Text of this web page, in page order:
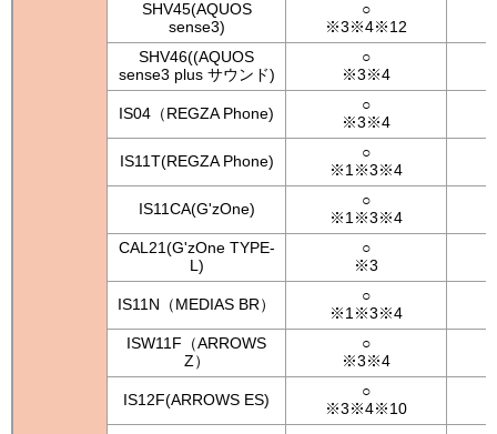
SHV45(AQUOS
sense3)
○
※3※4※12
SHV46((AQUOS
sense3 plus サウンド)
○
※3※4
IS04（REGZA Phone)
○
※3※4
IS11T(REGZA Phone)
○
※1※3※4
IS11CA(G'zOne)
○
※1※3※4
CAL21(G'zOne TYPE-
L)
○
※3
IS11N（MEDIAS BR）
○
※1※3※4
ISW11F（ARROWS
Z）
○
※3※4
IS12F(ARROWS ES)
○
※3※4※10